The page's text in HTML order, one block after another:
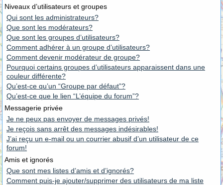
Niveaux d’utilisateurs et groupes
Qui sont les administrateurs?
Que sont les modérateurs?
Que sont les groupes d’utilisateurs?
Comment adhérer à un groupe d’utilisateurs?
Comment devenir modérateur de groupe?
Pourquoi certains groupes d’utilisateurs apparaissent dans une
couleur différente?
Qu’est-ce qu’un “Groupe par défaut”?
Qu’est-ce que le lien “L’équipe du forum”?
Messagerie privée
Je ne peux pas envoyer de messages privés!
Je reçois sans arrêt des messages indésirables!
J’ai reçu un e-mail ou un courrier abusif d’un utilisateur de ce
forum!
Amis et ignorés
Que sont mes listes d’amis et d’ignorés?
Comment puis-je ajouter/supprimer des utilisateurs de ma liste